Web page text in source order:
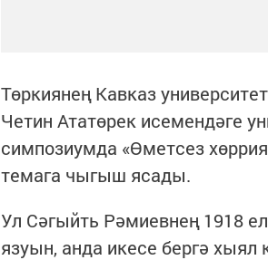
Төркиянең Кавказ
Четин Ататөрек исемендәге
симпозиумда «Өметсез
темага чыгыш ясады.
Ул Сәгыйть Рәмиевнең 1918
язуын, анда икесе бергә